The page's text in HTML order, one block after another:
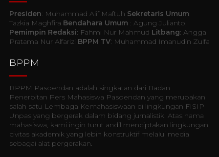
Presiden: Muhammad Alif Maftuh Sekretaris Umum:
Tazkia Maghfira Bendahara Umum : Agung Julianto,
Pemimpin Redaksi: Fahmi Nur Mahmud Litbang: Angga
Pratama Nur Alfarizi BPPM TV: Muhammad Imanudin Zulfa
BPPM
BPPM Pasoendan adalah singkatan dari Badan
Penerbitan Pers Mahasiswa Pasoendan yang merupakan
salah satu Lembaga Kemahasiswaan di lingkungan FISIP
Unpas yang bergerak dalam bidang jurnalistik. Atas nama
mahasiswa, kami ingin turut andil menciptakan lingkungan
civitas akademik yang lebih konstruktif melalui media
sebagai alat pergerakan.